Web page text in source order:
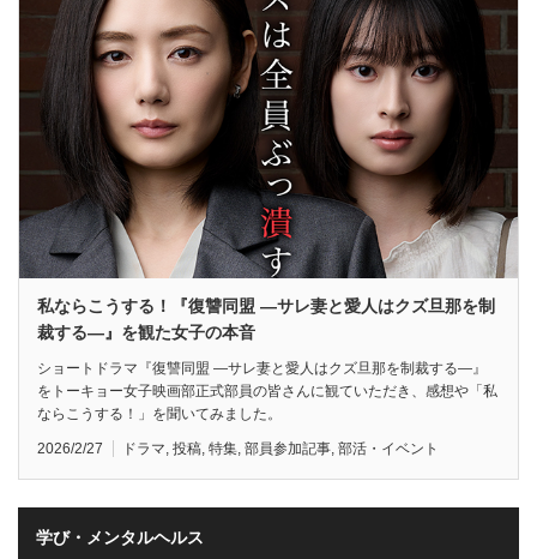
私ならこうする！『復讐同盟 —サレ妻と愛人はクズ旦那を制
裁する—』を観た女子の本音
ショートドラマ『復讐同盟 —サレ妻と愛人はクズ旦那を制裁する—』
をトーキョー女子映画部正式部員の皆さんに観ていただき、感想や「私
ならこうする！」を聞いてみました。
2026/2/27 ドラマ, 投稿, 特集, 部員参加記事, 部活・イベント
学び・メンタルヘルス